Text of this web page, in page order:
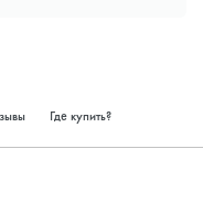
Где купить?